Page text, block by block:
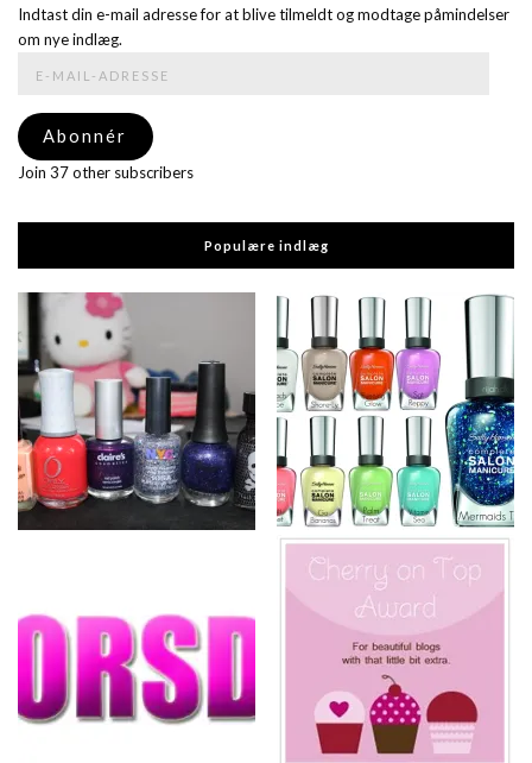
Indtast din e-mail adresse for at blive tilmeldt og modtage påmindelser
om nye indlæg.
adresse
Abonnér
Join 37 other subscribers
Populære indlæg